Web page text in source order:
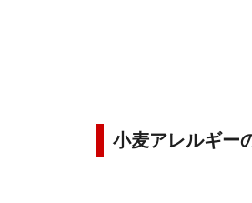
小麦アレルギー